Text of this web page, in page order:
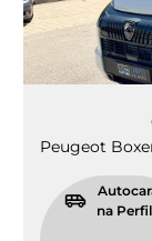
Peugeot
na